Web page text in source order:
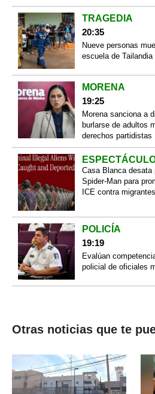
TRAGEDIA
20:35
Nueve personas
escuela de Tailandia
MORENA
19:25
Morena sanciona a
burlarse de adultos
derechos partidistas
Casa Blanca
Spider-Man para
ICE contra migrantes
POLICÍA
19:19
Evalúan
policial de oficiales
Otras noticias que te